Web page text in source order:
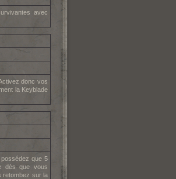
avec
donc vos
la Keyblade
que 5
dès que vous
retombez sur la